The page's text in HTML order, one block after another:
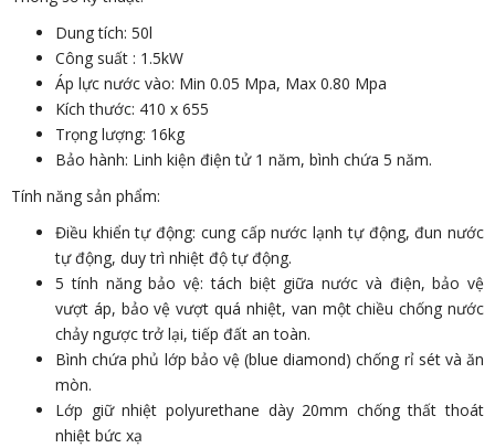
Dung tích: 50l
Công suất : 1.5kW
Áp lực nước vào: Min 0.05 Mpa, Max 0.80 Mpa
Kích thước: 410 x 655
Trọng lượng: 16kg
Bảo hành: Linh kiện điện tử 1 năm, bình chứa 5 năm.
Tính năng sản phẩm:
Điều khiển tự động: cung cấp nước lạnh tự động, đun nước
tự động, duy trì nhiệt độ tự động.
5 tính năng bảo vệ: tách biệt giữa nước và điện, bảo vệ
vượt áp, bảo vệ vượt quá nhiệt, van một chiều chống nước
chảy ngược trở lại, tiếp đất an toàn.
Bình chứa phủ lớp bảo vệ (blue diamond) chống rỉ sét và ăn
mòn.
Lớp giữ nhiệt polyurethane dày 20mm chống thất thoát
nhiệt bức xạ